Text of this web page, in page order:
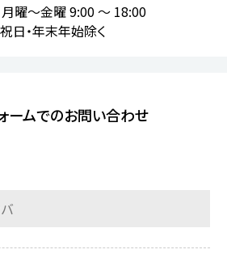
曜～金曜 9:00 ～ 18:00
日・年末年始除く
ームでのお問い合わせ